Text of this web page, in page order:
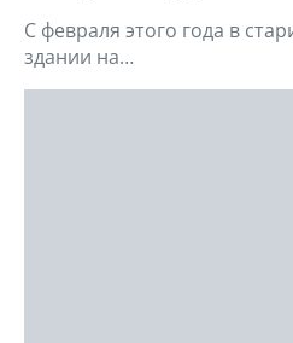
С февраля этого года в
здании на…